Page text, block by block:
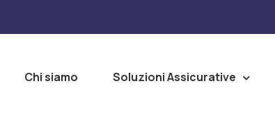
Chi siamo Soluzioni Assicurative